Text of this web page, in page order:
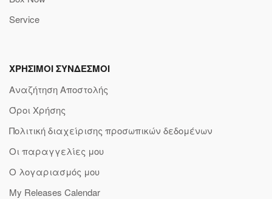
Service
ΧΡΗΣΙΜΟΙ ΣΥΝΔΕΣΜΟΙ
Αναζήτηση Αποστολής
Όροι Χρήσης
Πολιτική διαχείρισης προσωπικών δεδομένων
Οι παραγγελίες μου
Ο λογαριασμός μου
My Releases Calendar